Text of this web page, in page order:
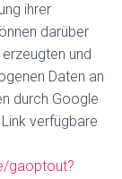
ihrer
darüber
und
Daten an
durch Google
verfügbare
gaoptout?